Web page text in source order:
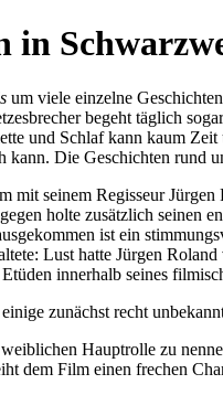
in
um viele einzelne
begeht täglich
und Schlaf kann kaum
kann. Die Geschichten
mit seinem Regisseur
holte zusätzlich
ist ein
Lust hatte Jürgen
innerhalb seines
zunächst recht
Hauptrolle zu
dem Film einen frechen